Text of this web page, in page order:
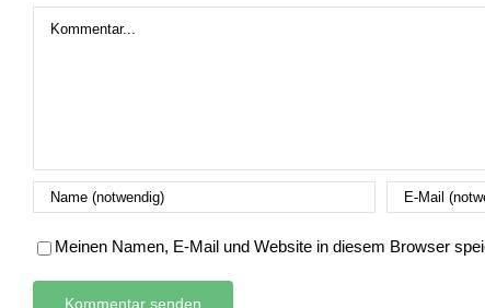
Meinen Namen, E-Mail und Website in diesem Browser